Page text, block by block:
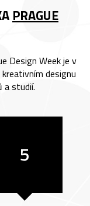
PRAGUE
Design Week je v
designu
a studií.
5